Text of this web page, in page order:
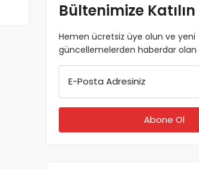
Bültenimize Katılın
Hemen ücretsiz üye olun ve yeni
güncellemelerden haberdar olan
E-Posta Adresiniz